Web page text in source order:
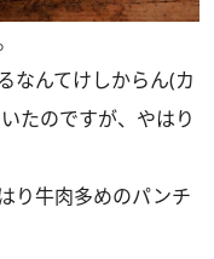
なんてけしからん(カ
たのですが、やはり
り牛肉多めのパンチ